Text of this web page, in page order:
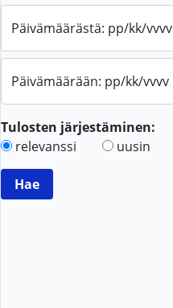
Päivämäärästä: pp/kk/vvvv
Päivämäärään: pp/kk/vvvv
Tulosten järjestäminen:
relevanssi
uusin